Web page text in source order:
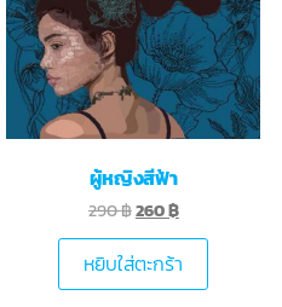
ผู้หญิงสีฟ้า
290฿260฿
หยิบใส่ตะกร้า